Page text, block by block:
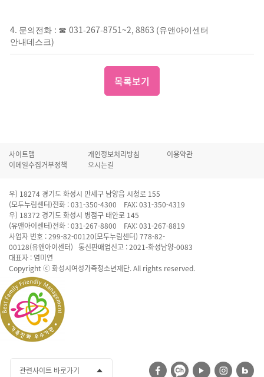
4. 문의전화 : ☎ 031-267-8751~2, 8863 (유앤아이센터
안내데스크)
목록보기
사이트맵 개인정보처리방침
이용약관
이메일수집거부정책
오시는길
관련사이트 바로가기
우) 18274 경기도 화성시 만세구 남양읍 시청로 155
(모두누림센터)전화 : 031-350-4300 FAX: 031-350-4319
우) 18372 경기도 화성시 병점구 태안로 145
(유앤아이센터)전화 : 031-267-8800 FAX: 031-267-8819
사업자 번호 : 299-82-00120(모두누림센터) 778-82-
00128(유앤아이센터) 통신판매업신고 : 2021-화성남양-0083
대표자 : 염미연
Copyright ⓒ 화성시여성가족청소년재단. All rights reserved.